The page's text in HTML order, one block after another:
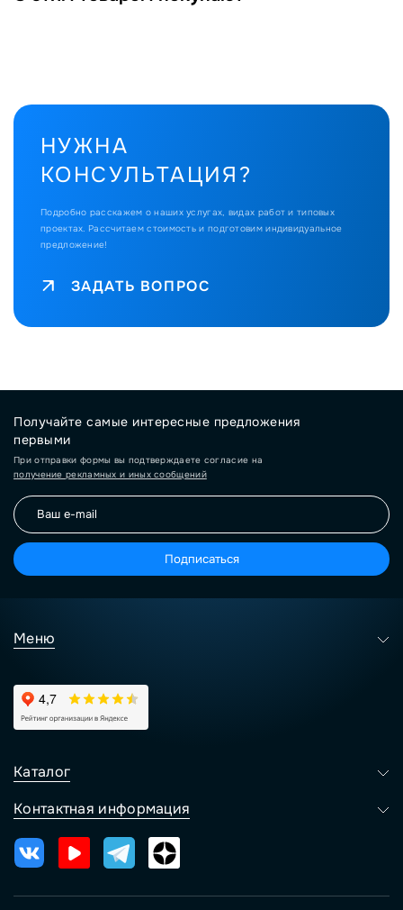
НУЖНА
КОНСУЛЬТАЦИЯ?
Подробно расскажем о наших услугах, видах работ и типовых
проектах. Рассчитаем стоимость и подготовим индивидуальное
предложение!
ЗАДАТЬ ВОПРОС
Получайте самые интересные предложения
первыми
При отправки формы вы подтверждаете согласие на
получение рекламных и иных сообщений
Подписаться
Меню
Каталог
Контактная информация